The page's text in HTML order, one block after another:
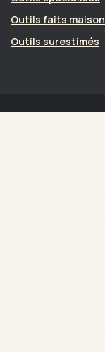
Outils faits maison
Outils surestimés